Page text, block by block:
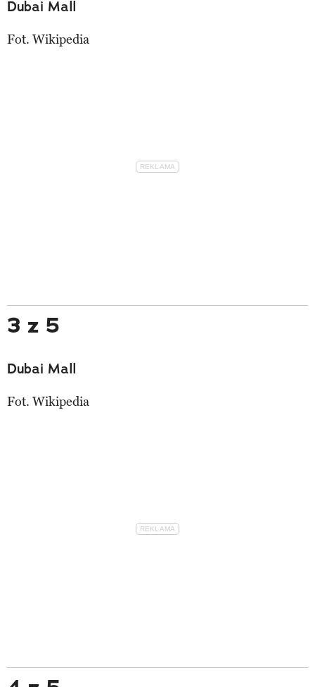
Dubai Mall
Fot. Wikipedia
3 z 5
Dubai Mall
Fot. Wikipedia